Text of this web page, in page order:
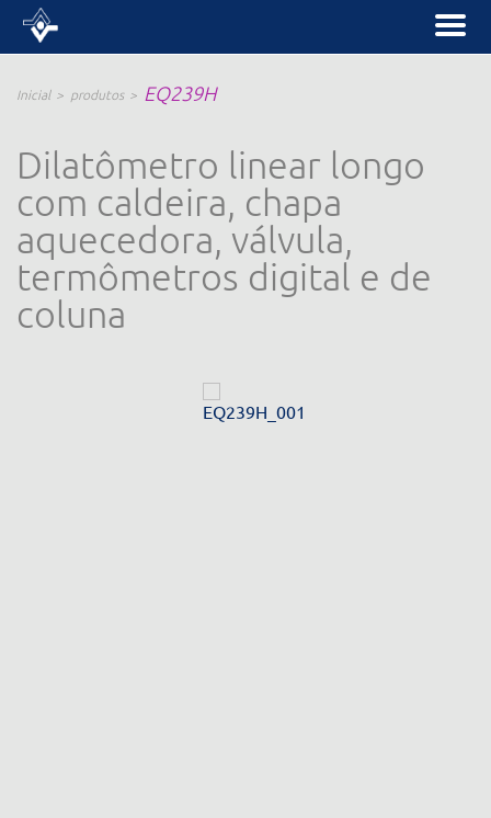
Inicial produtos EQ239H
Dilatômetro linear longo
com caldeira, chapa
aquecedora, válvula,
termômetros digital e de
coluna